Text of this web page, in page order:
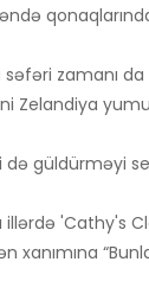
səfəri zamanı
Zelandiya
güldürməyi
'Cathy's
xanımına